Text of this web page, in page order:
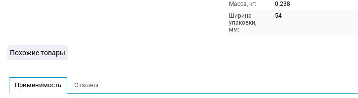
Масса, кг:
0.238
Ширина
упаковки,
мм:
54
Похожие товары
Применимость Отзывы